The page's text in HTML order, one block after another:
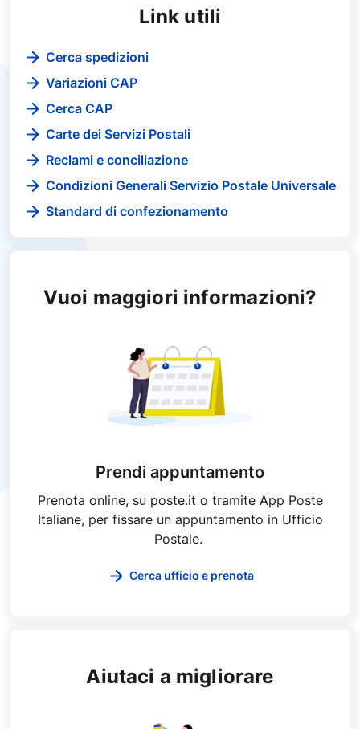
Link utili
Cerca spedizioni
Variazioni CAP
Cerca CAP
Carte dei Servizi Postali
Reclami e conciliazione
Condizioni Generali Servizio Postale Universale
Standard di confezionamento
Vuoi maggiori informazioni?
Prendi appuntamento
Prenota online, su poste.it o tramite App Poste
Italiane, per fissare un appuntamento in Ufficio
Postale.
Cerca ufficio e prenota
Aiutaci a migliorare